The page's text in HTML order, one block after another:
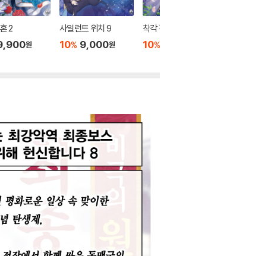
2
원
사일런트 위치 9
10% 9,000원
착각 결혼 1
10%